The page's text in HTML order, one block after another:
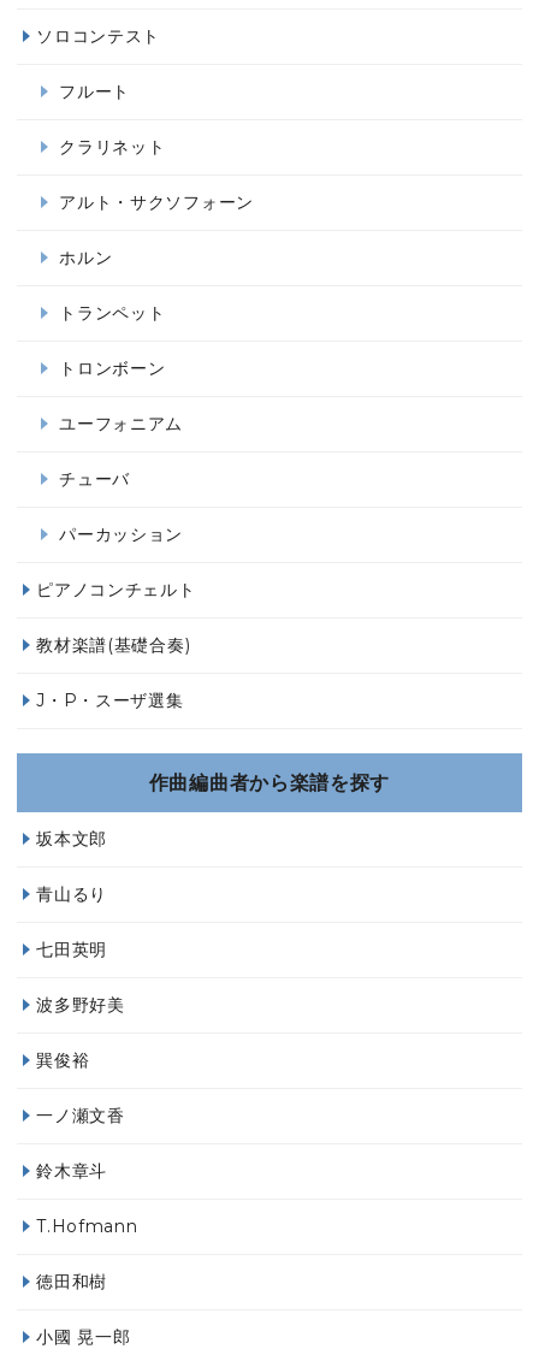
ソロコンテスト
フルート
クラリネット
アルト・サクソフォーン
ホルン
トランペット
トロンボーン
ユーフォニアム
チューバ
パーカッション
ピアノコンチェルト
教材楽譜(基礎合奏)
J・P・スーザ選集
作曲編曲者から楽譜を探す
坂本文郎
青山るり
七田英明
波多野好美
巽俊裕
一ノ瀬文香
鈴木章斗
T.Hofmann
徳田和樹
小國 晃一郎